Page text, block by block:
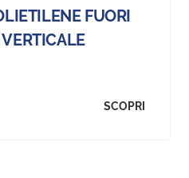
FUORI
SCOPRI